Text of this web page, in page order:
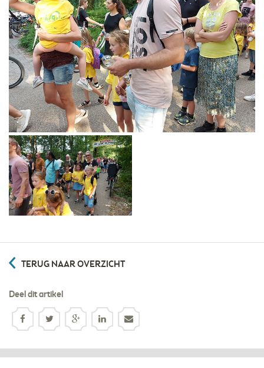
TERUG NAAR OVERZICHT
Deel dit artikel